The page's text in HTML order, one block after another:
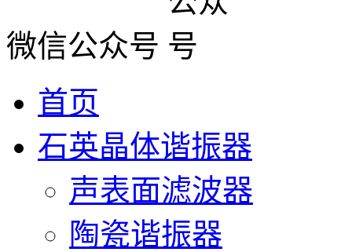
微信公众号
首页
石英晶体谐振器
声表面滤波器
陶瓷谐振器